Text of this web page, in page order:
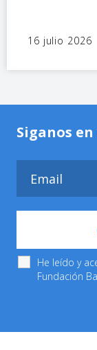
16 julio 2026
Siganos
He leído y
Fundación